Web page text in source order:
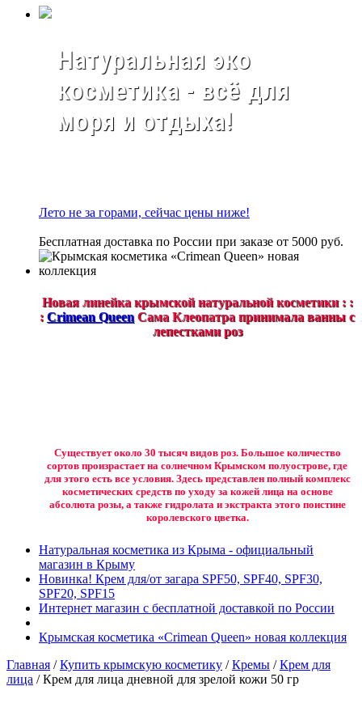
Натуральная эко
косметика - всё для
моря и отдыха!
Лето не за горами, сейчас цены ниже!
Бесплатная доставка по России при заказе от 5000 руб.
Новая линейка крымской натуральной косметики : :
: Crimean Queen Сама Клеопатра принимала ванны с
лепестками роз
Существует около 30 тысяч видов роз. Большое количество
сортов произрастает на солнечном Крымском полуострове, где
для этого есть все условия. Здесь представлен полный комплекс
косметических средств по уходу за кожей лица на основе
абсолюта розы, а также гидролата и экстракта этого поистине
королевского цветка.
Натуральная косметика из Крыма - официальный
магазин в Крыму
Новинка! Крем для/от загара SPF50, SPF40, SPF30,
SPF20, SPF15
Интернет магазин с бесплатной доставкой по России
Крымская косметика «Crimean Queen» новая коллекция
Главная /Купить крымскую косметику /Кремы /Крем для
лица / Крем для лица дневной для зрелой кожи 50 гр